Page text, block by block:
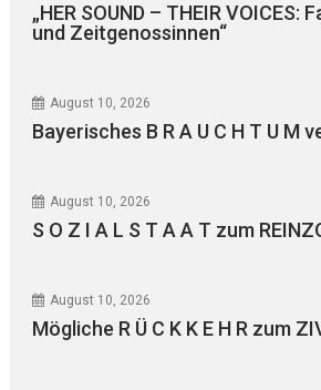
„HER SOUND – THEIR VOICES:
und Zeitgenossinnen“
August 10, 2026
Bayerisches B R A U C H T U M
August 10, 2026
S O Z I A L S T A A T zum
August 10, 2026
Mögliche R Ü C K K E H R zum